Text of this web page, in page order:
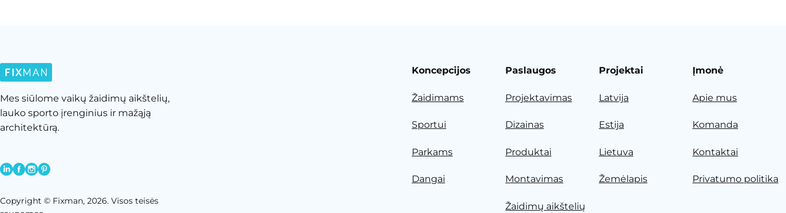
Mes siūlome vaikų žaidimų aikštelių,
lauko sporto įrenginius ir mažąją
architektūrą.
Copyright © Fixman, 2026. Visos teisės
Koncepcijos
Žaidimams
Sportui
Parkams
Dangai
Paslaugos
Projektavimas
Dizainas
Produktai
Montavimas
Žaidimų aikštelių
Projektai
Latvija
Estija
Lietuva
Žemėlapis
Įmonė
Apie mus
Komanda
Kontaktai
Privatumo politika